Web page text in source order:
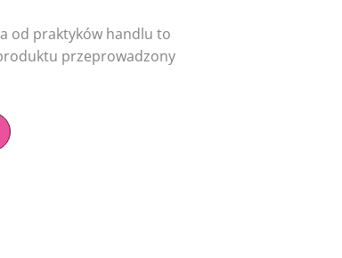
od praktyków handlu to
przeprowadzony